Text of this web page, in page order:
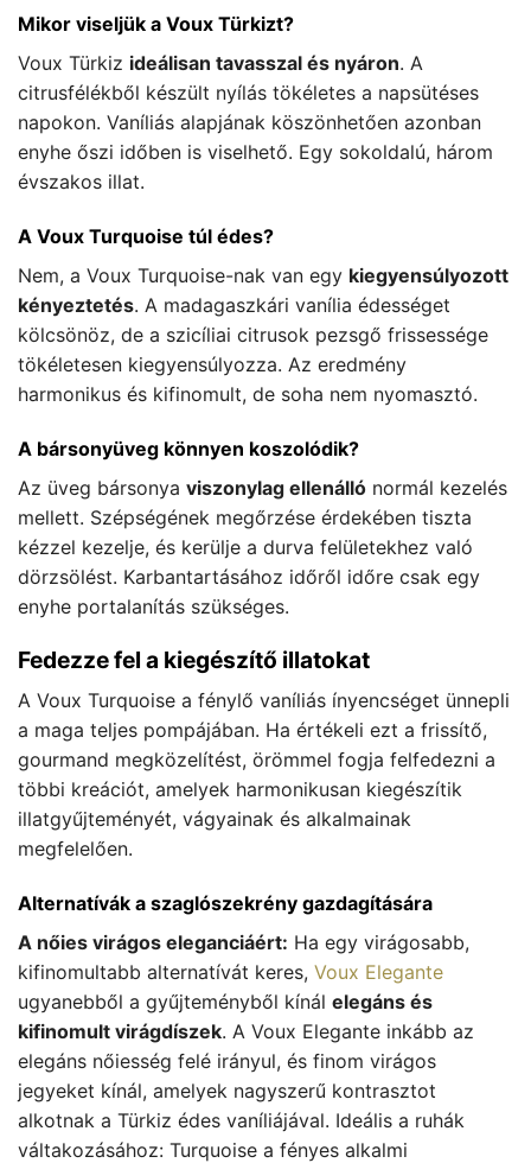
Mikor viseljük a Voux Türkizt?
Voux Türkiz ideálisan tavasszal és nyáron. A
citrusfélékből készült nyílás tökéletes a napsütéses
napokon. Vaníliás alapjának köszönhetően azonban
enyhe őszi időben is viselhető. Egy sokoldalú, három
évszakos illat.
A Voux Turquoise túl édes?
Nem, a Voux Turquoise-nak van egy kiegyensúlyozott
kényeztetés. A madagaszkári vanília édességet
kölcsönöz, de a szicíliai citrusok pezsgő frissessége
tökéletesen kiegyensúlyozza. Az eredmény
harmonikus és kifinomult, de soha nem nyomasztó.
A bársonyüveg könnyen koszolódik?
Az üveg bársonya viszonylag ellenálló normál kezelés
mellett. Szépségének megőrzése érdekében tiszta
kézzel kezelje, és kerülje a durva felületekhez való
dörzsölést. Karbantartásához időről időre csak egy
enyhe portalanítás szükséges.
Fedezze fel a kiegészítő illatokat
A Voux Turquoise a fénylő vaníliás ínyencséget ünnepli
a maga teljes pompájában. Ha értékeli ezt a frissítő,
gourmand megközelítést, örömmel fogja felfedezni a
többi kreációt, amelyek harmonikusan kiegészítik
illatgyűjteményét, vágyainak és alkalmainak
megfelelően.
Alternatívák a szaglószekrény gazdagítására
A nőies virágos eleganciáért: Ha egy virágosabb,
kifinomultabb alternatívát keres, Voux Elegante
ugyanebből a gyűjteményből kínál elegáns és
kifinomult virágdíszek. A Voux Elegante inkább az
elegáns nőiesség felé irányul, és finom virágos
jegyeket kínál, amelyek nagyszerű kontrasztot
alkotnak a Türkiz édes vaníliájával. Ideális a ruhák
váltakozásához: Turquoise a fényes alkalmi